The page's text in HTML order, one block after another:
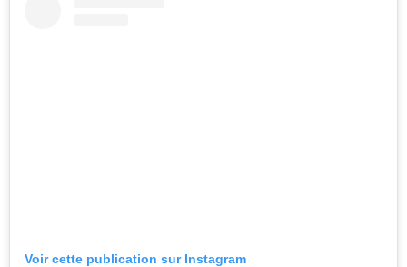
Voir cette publication sur Instagram